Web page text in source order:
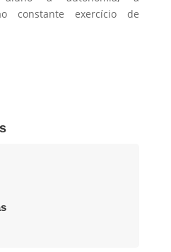
constante exercício de